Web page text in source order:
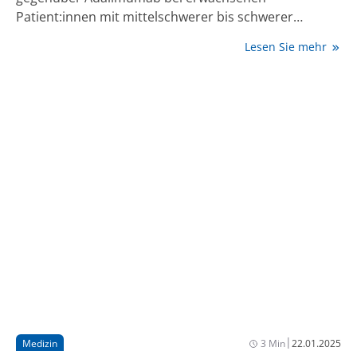
Patient:innen mit mittelschwerer bis schwerer
Basistherapie mit Methotrexat (MTX) verglichen.
Lesen Sie mehr
Medizin 3 Min|22.01.2025